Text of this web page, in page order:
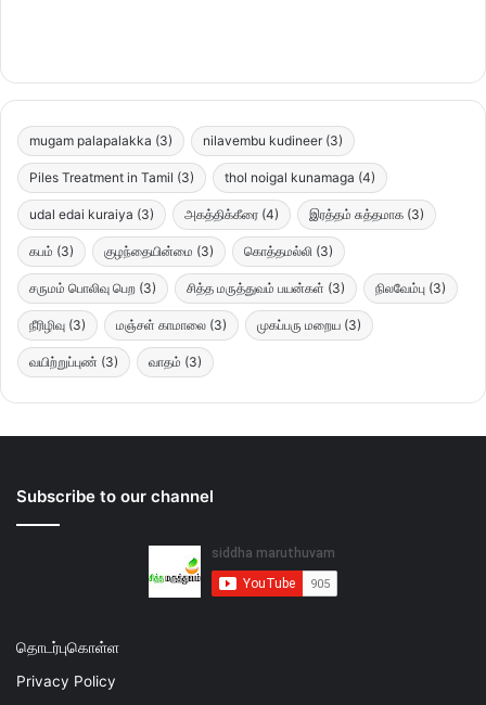
mugam palapalakka (3) nilavembu kudineer (3)
Piles Treatment in Tamil (3) thol noigal kunamaga (4)
udal edai kuraiya (3) அகத்திக்கீரை (4) இரத்தம் சுத்தமாக (3)
கபம் (3) குழந்தையின்மை (3) கொத்தமல்லி (3)
சருமம் பொலிவு பெற (3) சித்த மருத்துவம் பயன்கள் (3) நிலவேம்பு (3)
நீரிழிவு (3) மஞ்சள் காமாலை (3) முகப்பரு மறைய (3)
வயிற்றுப்புண் (3) வாதம் (3)
Subscribe to our channel
தொடர்புகொள்ள
Privacy Policy